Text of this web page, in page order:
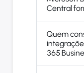
Central
Quem
365